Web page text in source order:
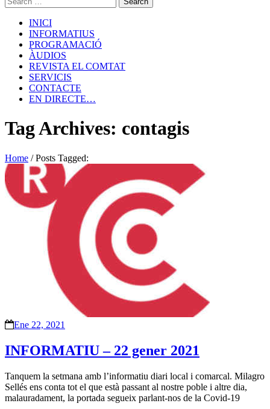
INICI
INFORMATIUS
PROGRAMACIÓ
ÀUDIOS
REVISTA EL COMTAT
SERVICIS
CONTACTE
EN DIRECTE…
Tag Archives: contagis
Home /Posts Tagged:
Ene 22, 2021
INFORMATIU – 22 gener 2021
Tanquem la setmana amb l’informatiu diari local i comarcal. Milagro
Sellés ens conta tot el que està passant al nostre poble i altre dia,
malauradament, la portada segueix parlant-nos de la Covid-19